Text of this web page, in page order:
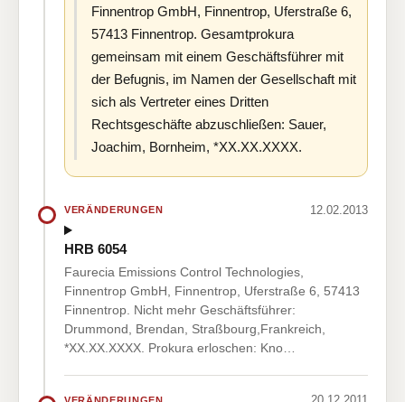
Finnentrop GmbH, Finnentrop, Uferstraße 6,
57413 Finnentrop. Gesamtprokura
gemeinsam mit einem Geschäftsführer mit
der Befugnis, im Namen der Gesellschaft mit
sich als Vertreter eines Dritten
Rechtsgeschäfte abzuschließen: Sauer,
Joachim, Bornheim, *XX.XX.XXXX.
VERÄNDERUNGEN 12.02.2013
HRB 6054
Faurecia Emissions Control Technologies,
Finnentrop GmbH, Finnentrop, Uferstraße 6, 57413
Finnentrop. Nicht mehr Geschäftsführer:
Drummond, Brendan, Straßbourg,Frankreich,
*XX.XX.XXXX. Prokura erloschen: Kno…